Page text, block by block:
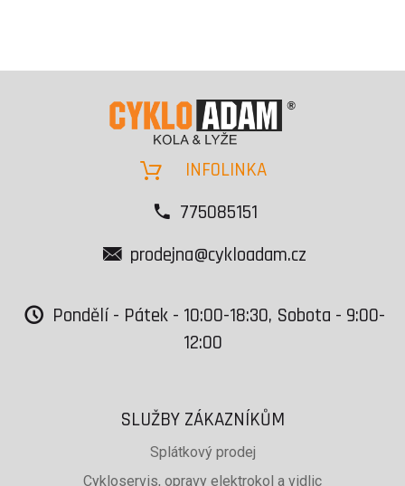
INFOLINKA
775085151
prodejna@cykloadam.cz
Pondělí - Pátek - 10:00-18:30, Sobota - 9:00-
12:00
SLUŽBY ZÁKAZNÍKŮM
Splátkový prodej
Cykloservis, opravy elektrokol a vidlic